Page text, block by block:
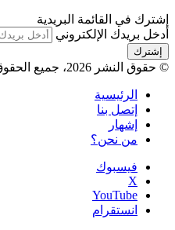
إشترك في القائمة البريدية
أدخل بريدك الإلكتروني
© حقوق النشر 2026، جميع الحقوق محفوظة |
الرئيسية
إتصل بنا
إشهار
من نحن؟
فيسبوك
‫X
‫YouTube
انستقرام